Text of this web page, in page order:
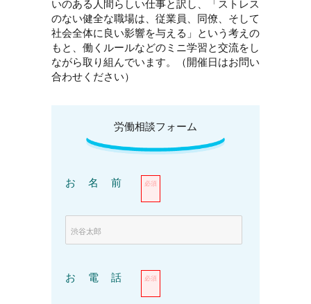
いのある人間らしい仕事と訳し、「ストレス
のない健全な職場は、従業員、同僚、そして
社会全体に良い影響を与える」という考えの
もと、働くルールなどのミニ学習と交流をし
ながら取り組んでいます。（開催日はお問い
合わせください）
労働相談フォーム
お名前 必須
お電話 必須